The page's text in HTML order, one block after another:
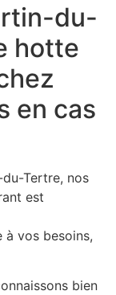
du-
hotte
en cas
Tertre, nos
est
à vos besoins,
bien